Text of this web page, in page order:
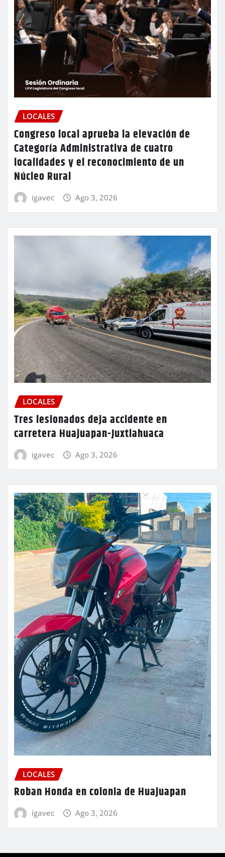
LOCALES
Congreso local aprueba la elevación de
Categoría Administrativa de cuatro
localidades y el reconocimiento de un
Núcleo Rural
igavec Ago 3, 2026
LOCALES
Tres lesionados deja accidente en
carretera Huajuapan-Juxtlahuaca
igavec Ago 3, 2026
LOCALES
Roban Honda en colonia de Huajuapan
igavec Ago 3, 2026